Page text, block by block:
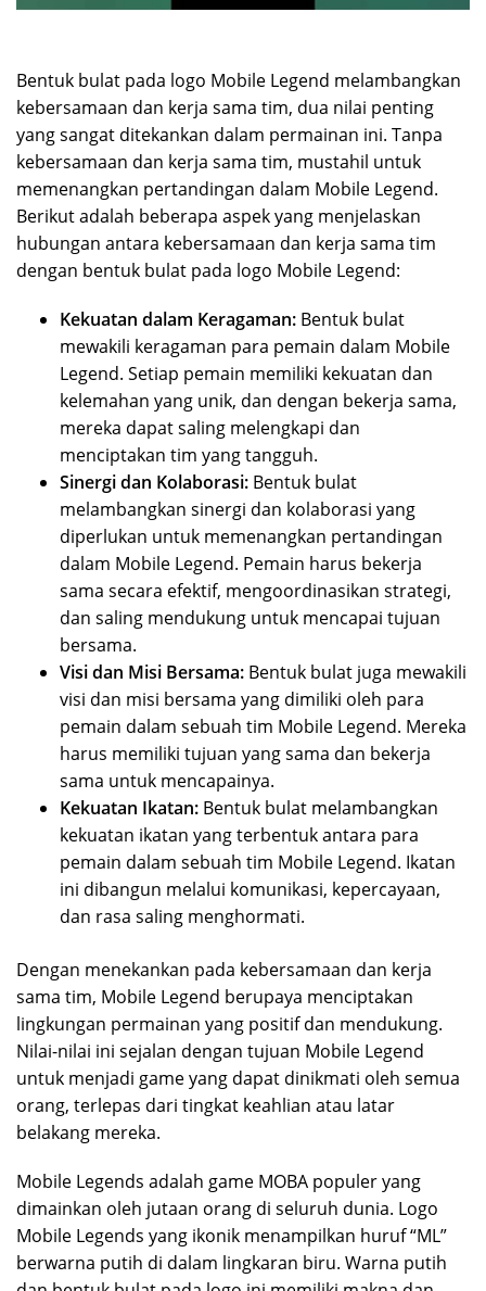
Bentuk bulat pada logo Mobile Legend melambangkan
kebersamaan dan kerja sama tim, dua nilai penting
yang sangat ditekankan dalam permainan ini. Tanpa
kebersamaan dan kerja sama tim, mustahil untuk
memenangkan pertandingan dalam Mobile Legend.
Berikut adalah beberapa aspek yang menjelaskan
hubungan antara kebersamaan dan kerja sama tim
dengan bentuk bulat pada logo Mobile Legend:
Kekuatan dalam Keragaman: Bentuk bulat
mewakili keragaman para pemain dalam Mobile
Legend. Setiap pemain memiliki kekuatan dan
kelemahan yang unik, dan dengan bekerja sama,
mereka dapat saling melengkapi dan
menciptakan tim yang tangguh.
Sinergi dan Kolaborasi: Bentuk bulat
melambangkan sinergi dan kolaborasi yang
diperlukan untuk memenangkan pertandingan
dalam Mobile Legend. Pemain harus bekerja
sama secara efektif, mengoordinasikan strategi,
dan saling mendukung untuk mencapai tujuan
bersama.
Visi dan Misi Bersama: Bentuk bulat juga mewakili
visi dan misi bersama yang dimiliki oleh para
pemain dalam sebuah tim Mobile Legend. Mereka
harus memiliki tujuan yang sama dan bekerja
sama untuk mencapainya.
Kekuatan Ikatan: Bentuk bulat melambangkan
kekuatan ikatan yang terbentuk antara para
pemain dalam sebuah tim Mobile Legend. Ikatan
ini dibangun melalui komunikasi, kepercayaan,
dan rasa saling menghormati.
Dengan menekankan pada kebersamaan dan kerja
sama tim, Mobile Legend berupaya menciptakan
lingkungan permainan yang positif dan mendukung.
Nilai-nilai ini sejalan dengan tujuan Mobile Legend
untuk menjadi game yang dapat dinikmati oleh semua
orang, terlepas dari tingkat keahlian atau latar
belakang mereka.
Mobile Legends adalah game MOBA populer yang
dimainkan oleh jutaan orang di seluruh dunia. Logo
Mobile Legends yang ikonik menampilkan huruf “ML”
berwarna putih di dalam lingkaran biru. Warna putih